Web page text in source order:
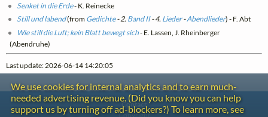
Senket in die Erde- K. Reinecke
Still und labend(from Gedichte- 2. Band II- 4. Lieder-Abendlieder) - F. Abt
Wie still die Luft; kein Blatt bewegt sich- E. Lassen, J. Rheinberger
(Abendruhe)
Last update: 2026-06-14 14:20:05
We use cookies for internal analytics and to earn much-
needed advertising revenue. (Did you know you can help
support us by turning off ad-blockers?) To learn more, see
Contact
Copyright